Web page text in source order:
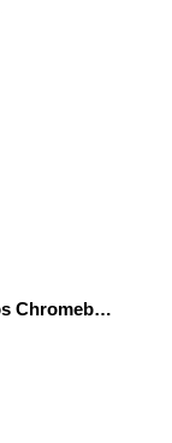
Dale una oportunidad a los Chromebooks y utiliza un proyector para realizar talleres si no tienes pantallas táctiles